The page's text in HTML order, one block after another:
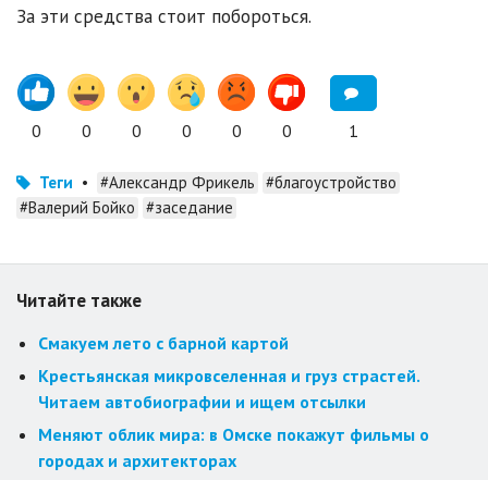
За эти средства стоит побороться.
0 0 0 0 0 0 1
Теги • #Александр Фрикель #благоустройство
#Валерий Бойко #заседание
Читайте также
Смакуем лето с барной картой
Крестьянская микровселенная и груз страстей.
Читаем автобиографии и ищем отсылки
Меняют облик мира: в Омске покажут фильмы о
городах и архитекторах